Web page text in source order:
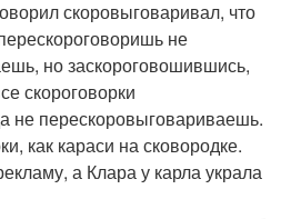
скоровыговаривал, что
не
но заскороговошившись,
скороговорки
не перескоровыговариваешь.
как караси на сковородке.
а Клара у карла украла